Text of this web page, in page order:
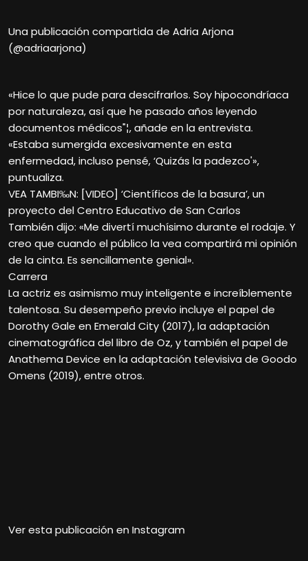
Una publicación compartida de Adria Arjona
(@adriaarjona)
«Hice lo que pude para descifrarlos. Soy hipocondríaca
por naturaleza, así que he pasado años leyendo
documentos médicos"¦, añade en la entrevista.
«Estaba sumergida excesivamente en esta
enfermedad, incluso pensé, ‘Quizás la padezco'»,
puntualiza.
VEA TAMBI‰N: [VIDEO] ‘Científicos de la basura’, un
proyecto del Centro Educativo de San Carlos
También dijo: «Me divertí muchísimo durante el rodaje. Y
creo que cuando el público la vea compartirá mi opinión
de la cinta. Es sencillamente genial».
Carrera
La actriz es asimismo muy inteligente e increíblemente
talentosa. Su desempeño previo incluye el papel de
Dorothy Gale en Emerald City (2017), la adaptación
cinematográfica del libro de Oz, y también el papel de
Anathema Device en la adaptación televisiva de Goodo
Omens (2019), entre otros.
Ver esta publicación en Instagram